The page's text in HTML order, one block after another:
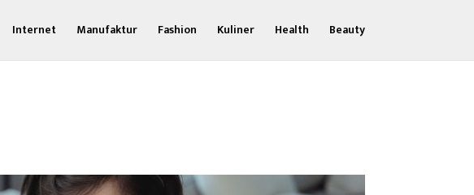
Internet Manufaktur Fashion Kuliner Health Beauty